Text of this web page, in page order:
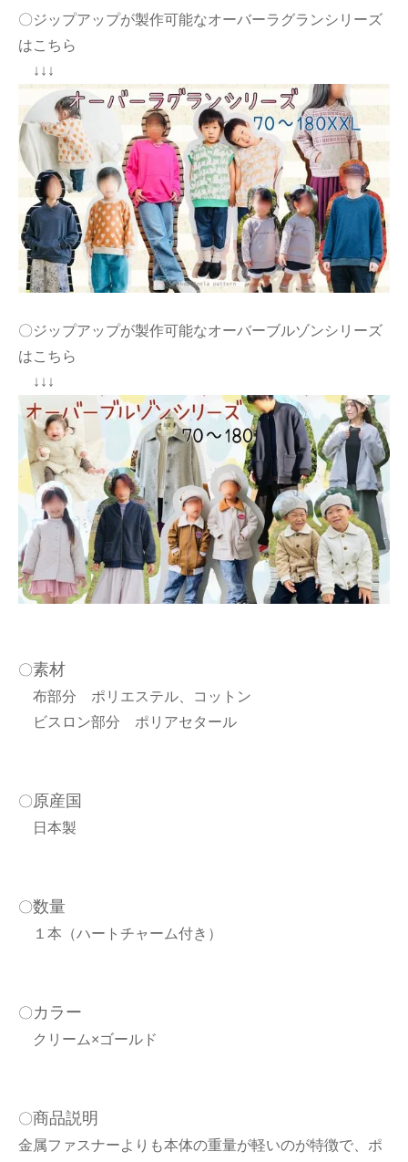
〇ジップアップが製作可能なオーバーラグランシリーズ
はこちら
↓↓↓
〇ジップアップが製作可能なオーバーブルゾンシリーズ
はこちら
↓↓↓
〇素材
布部分 ポリエステル、コットン
ビスロン部分 ポリアセタール
〇原産国
日本製
〇数量
１本（ハートチャーム付き）
〇カラー
クリーム×ゴールド
〇商品説明
金属ファスナーよりも本体の重量が軽いのが特徴で、ポ